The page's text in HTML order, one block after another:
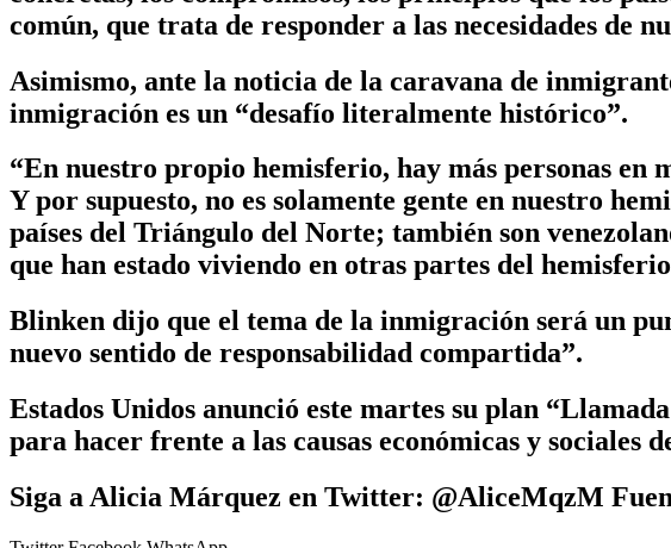
común, que trata de responder a las necesidades de
Asimismo, ante la noticia de la caravana de
inmigración es un “desafío literalmente histórico”.
“En nuestro propio hemisferio, hay más personas
Y por supuesto, no es solamente gente en nuestro
países del Triángulo del Norte; también son
que han estado viviendo en otras partes del
Blinken dijo que el tema de la inmigración será un
nuevo sentido de responsabilidad compartida”.
Estados Unidos anunció este martes su plan
para hacer frente a las causas económicas y sociales
Siga a Alicia Márquez en Twitter: @AliceMqzM